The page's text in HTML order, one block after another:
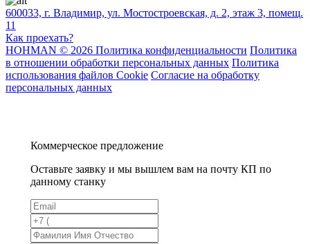
600033, г. Владимир, ул. Мостостроевская, д. 2, этаж 3, помещ.
11
Как проехать?
HOHMAN © 2026 Политика конфиденциальности Политика
в отношении обработки персональных данных Политика
использования файлов Cookie Согласие на обработку
персональных данных
Коммерческое предложение
Оставьте заявку и мы вышлем вам на почту КП по
данному станку